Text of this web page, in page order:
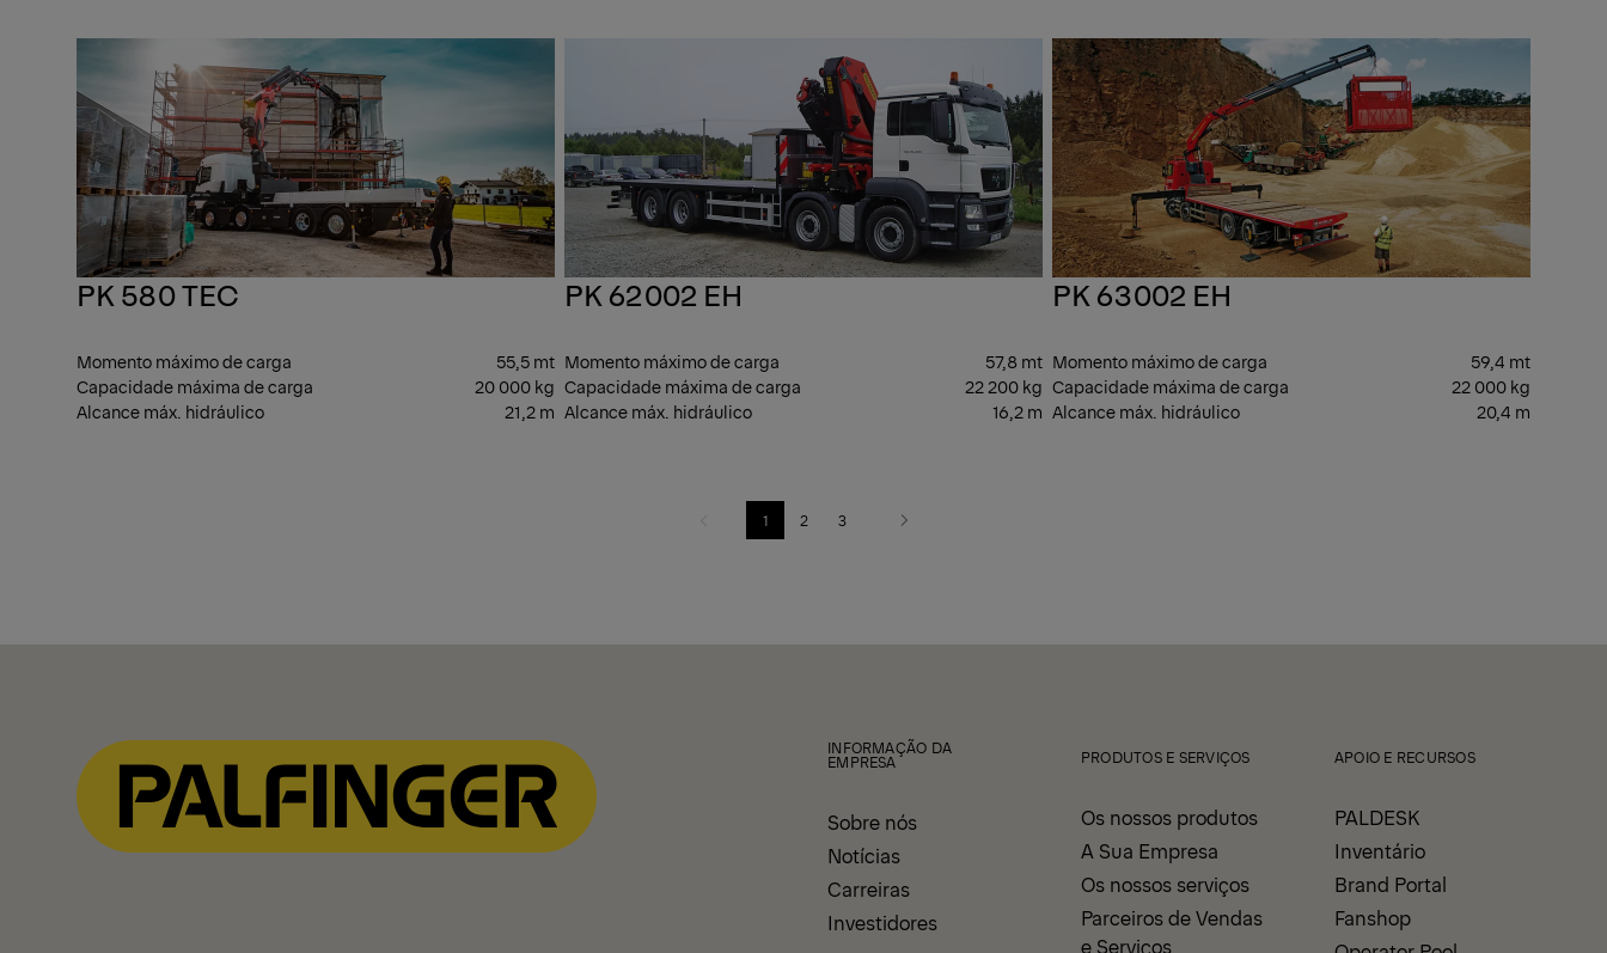
PK 580 TEC
Momento máximo de carga
55,5 mt
Capacidade máxima de carga
20 000 kg
Alcance máx. hidráulico
21,2 m
PESADO
PK 62002 EH
Momento máximo de carga
57,8 mt
Capacidade máxima de carga
22 200 kg
Alcance máx. hidráulico
16,2 m
PK 63002 EH
Momento máximo de carga
59,4 mt
Capacidade máxima de carga
22 000 kg
Alcance máx. hidráulico
20,4 m
Previous 1 2 3 Next
INFORMAÇÃO DA
EMPRESA
Sobre nós
Notícias
Carreiras
Investidores
PRODUTOS E SERVIÇOS
Os nossos produtos
A Sua Empresa
Os nossos serviços
Parceiros de Vendas
e Serviços
APOIO E RECURSOS
PALDESK
Inventário
Brand Portal
Fanshop